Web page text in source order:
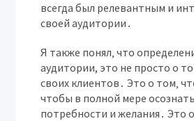
всегда был релевантным и
своей аудитории․
Я также понял‚ что
аудитории, это не просто о
своих клиентов․ Это о том‚
чтобы в полной мере
потребности и желания․ Это